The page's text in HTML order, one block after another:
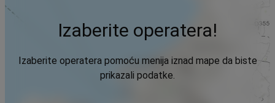
Izaberite operatera!
Izaberite operatera pomoću menija iznad mape da biste
prikazali podatke.